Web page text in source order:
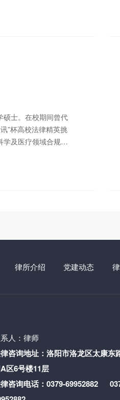
系电话：
士。在校期间曾代
”杯高校法律精英挑
学及医疗领域合规和
域合规和风险控
律所介绍 党建动态
人：律师
咨询地址：洛阳市洛龙区太康东
区6号楼11层
咨询电话：0379-69952882